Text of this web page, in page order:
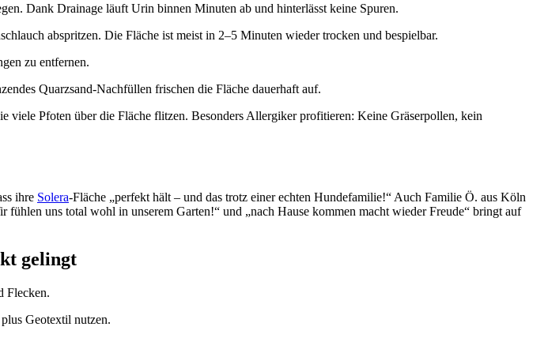
Dank Drainage läuft Urin binnen Minuten ab und hinterlässt keine Spuren.
abspritzen. Die Fläche ist meist in 2–5 Minuten wieder trocken und bespielbar.
zu entfernen.
Quarzsand-Nachfüllen frischen die Fläche dauerhaft auf.
viele Pfoten über die Fläche flitzen. Besonders Allergiker profitieren: Keine Gräserpollen, kein
ihre Solera-Fläche „perfekt hält – und das trotz einer echten Hundefamilie!“ Auch Familie Ö. aus Köln
uns total wohl in unserem Garten!“ und „nach Hause kommen macht wieder Freude“ bringt auf
gelingt
Flecken.
Geotextil nutzen.